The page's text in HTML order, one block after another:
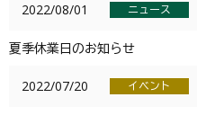
2022/08/01 ニュース
夏季休業日のお知らせ
2022/07/20 イベント